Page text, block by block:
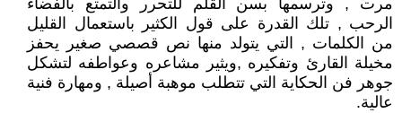
مرت , وترسمها بسن القلم للتحرر والتمتع بالفضاء
الرحب , تلك القدرة على قول الكثير باستعمال القليل
من الكلمات , التي يتولد منها نص قصصي صغير يحفز
مخيلة القارئ وتفكيره ,ويثير مشاعره وعواطفه لتشكل
جوهر فن الحكاية التي تتطلب موهبة أصيلة , ومهارة فنية
عالية.